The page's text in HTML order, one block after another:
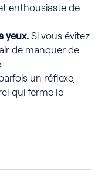
enthousiaste de
yeux. Si vous évitez
de manquer de
un réflexe,
qui ferme le